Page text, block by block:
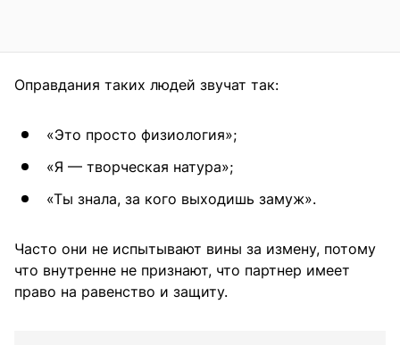
Оправдания таких людей звучат так:
«Это просто физиология»;
«Я — творческая натура»;
«Ты знала, за кого выходишь замуж».
Часто они не испытывают вины за измену, потому
что внутренне не признают, что партнер имеет
право на равенство и защиту.